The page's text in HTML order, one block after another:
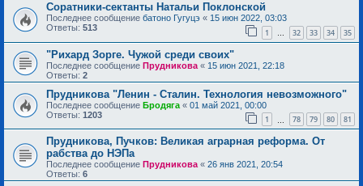
Соратники-сектанты Натальи Поклонской
Последнее сообщение батоно Гугуцэ « 15 июн 2022, 03:03
Ответы: 513 1 … 32 33 34 35
"Рихард Зорге. Чужой среди своих"
Последнее сообщение Прудникова « 15 июн 2021, 22:18
Ответы: 2
Прудникова "Ленин - Сталин. Технология невозможного"
Последнее сообщение Бродяга « 01 май 2021, 00:00
Ответы: 1203 1 78 79 80 81
Прудникова, Пучков: Великая аграрная реформа. От
рабства до НЭПа
Последнее сообщение Прудникова« 26 янв 2021, 20:54
Ответы: 6